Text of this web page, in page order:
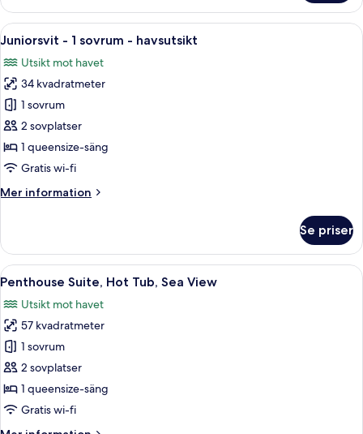
dubbelrum
eller
tvåbäddsrum
havsutsikt
Öppna
alla
foton
för
Juniorsvit
-
1
sovrum
havsutsikt
En hamn med båtar och en stadsbild
13
Juniorsvit - 1 sovrum - havsutsikt
Utsikt mot havet
34 kvadratmeter
1 sovrum
2 sovplatser
1 queensize-säng
Gratis wi-fi
Mer information
Mer
-
sovrum
havsutsikt
Se priser
Öppna
alla
foton
för
Penthouse
Suite,
Hot
Tub,
En takterrass med ett bubbelbad,
17
Penthouse Suite, Hot Tub, Sea View
Utsikt mot havet
57 kvadratmeter
1 sovrum
2 sovplatser
1 queensize-säng
Gratis wi-fi